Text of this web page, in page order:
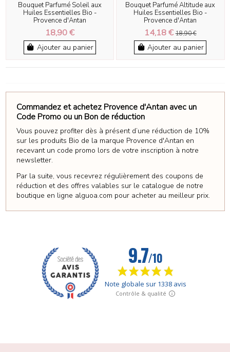
Bouquet Parfumé Soleil aux
Huiles Essentielles Bio -
Provence d'Antan
18,90 €
Ajouter au panier
Bouquet Parfumé Altitude aux
Huiles Essentielles Bio -
Provence d'Antan
14,18 €18,90 €
Ajouter au panier
Commandez et achetez Provence d'Antan avec un
Code Promo ou un Bon de réduction
Vous pouvez profiter dès à présent d’une réduction de 10%
sur les produits Bio de la marque Provence d'Antan en
recevant un code promo lors de votre inscription à notre
newsletter.
Par la suite, vous recevrez régulièrement des coupons de
réduction et des offres valables sur le catalogue de notre
boutique en ligne alguoa.com pour acheter au meilleur prix.